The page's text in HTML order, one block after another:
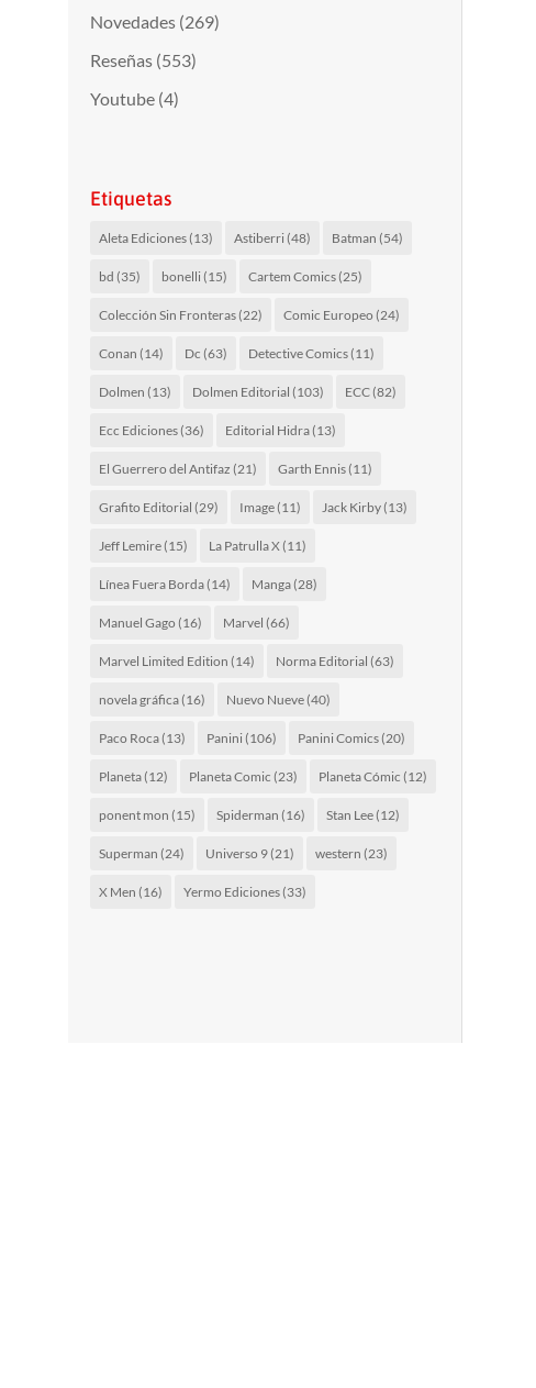
Novedades(269)
Reseñas(553)
Youtube(4)
Etiquetas
Aleta Ediciones(13) Astiberri(48) Batman (54)
bd (35) bonelli(15) Cartem Comics(25)
Colección Sin Fronteras(22) Comic Europeo (24)
Conan (14) Dc (63) Detective Comics(11)
Dolmen (13) Dolmen Editorial (103) ECC(82)
Ecc Ediciones(36) Editorial Hidra(13)
El Guerrero del Antifaz (21) Garth Ennis(11)
Grafito Editorial (29) Image(11) Jack Kirby(13)
Jeff Lemire(15) La Patrulla X(11)
Línea Fuera Borda(14) Manga(28)
Manuel Gago (16) Marvel (66)
Marvel Limited Edition (14) Norma Editorial (63)
novela gráfica(16) Nuevo Nueve(40)
Paco Roca(13) Panini(106) Panini Comics(20)
Planeta(12) Planeta Comic (23) Planeta Cómic (12)
ponent mon (15) Spiderman (16) Stan Lee(12)
Superman (24) Universo 9(21) western (23)
X Men (16) Yermo Ediciones(33)